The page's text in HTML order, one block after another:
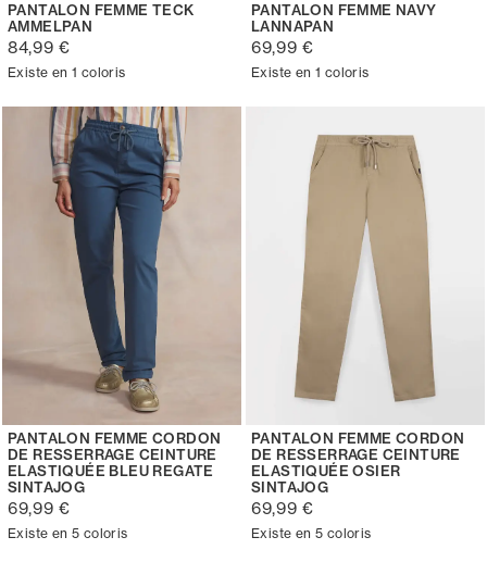
PANTALON FEMME TECK
AMMELPAN
84,99 €
Existe en 1 coloris
PANTALON FEMME NAVY
LANNAPAN
69,99 €
Existe en 1 coloris
PANTALON FEMME CORDON
DE RESSERRAGE CEINTURE
ELASTIQUÉE BLEU REGATE
SINTAJOG
69,99 €
Existe en 5 coloris
PANTALON FEMME CORDON
DE RESSERRAGE CEINTURE
ELASTIQUÉE OSIER
SINTAJOG
69,99 €
Existe en 5 coloris